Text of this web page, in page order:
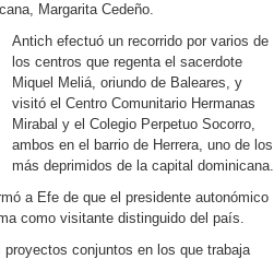
Margarita Cedeño.
Antich efectuó un recorrido por varios de
los centros que regenta el sacerdote
Miquel Meliá, oriundo de Baleares, y
visitó el Centro Comunitario Hermanas
Mirabal y el Colegio Perpetuo Socorro,
ambos en el barrio de Herrera, uno de los
más deprimidos de la capital dominicana.
a Efe de que el presidente autonómico
como visitante distinguido del país.
conjuntos en los que trabaja